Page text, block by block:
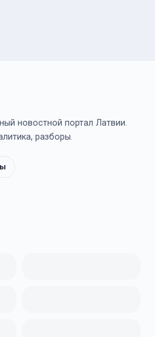
новостной портал Латвии.
разборы.